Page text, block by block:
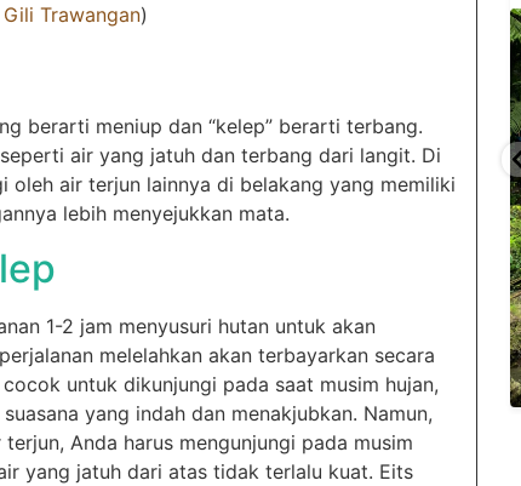
Trawangan)
berarti meniup dan “kelep” berarti terbang.
air yang jatuh dan terbang dari langit. Di
air terjun lainnya di belakang yang memiliki
lebih menyejukkan mata.
1-2 jam menyusuri hutan untuk akan
melelahkan akan terbayarkan secara
untuk dikunjungi pada saat musim hujan,
yang indah dan menakjubkan. Namun,
Anda harus mengunjungi pada musim
yang jatuh dari atas tidak terlalu kuat. Eits
Liburannya kita publikasi terus tiap minggu bestie